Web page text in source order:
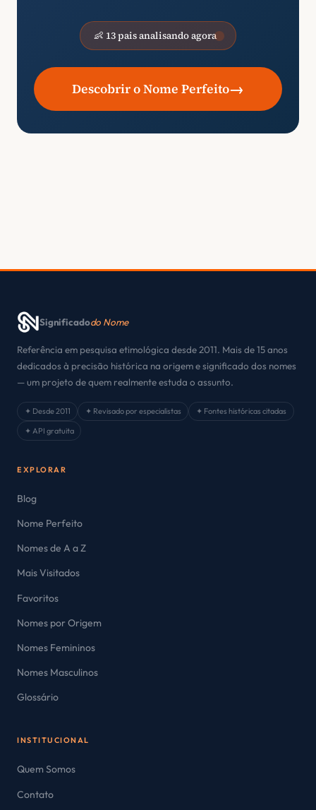
👶 13 pais analisando agora
Descobrir o Nome Perfeito→
Significadodo Nome
Referência em pesquisa etimológica desde 2011. Mais de 15 anos
dedicados à precisão histórica na origem e significado dos nomes
— um projeto de quem realmente estuda o assunto.
✦ Desde 2011 ✦ Revisado por especialistas
✦ Fontes históricas citadas
✦ API gratuita
EXPLORAR
Blog
Nome Perfeito
Nomes de A a Z
Mais Visitados
Favoritos
Nomes por Origem
Nomes Femininos
Nomes Masculinos
Glossário
INSTITUCIONAL
Quem Somos
Contato